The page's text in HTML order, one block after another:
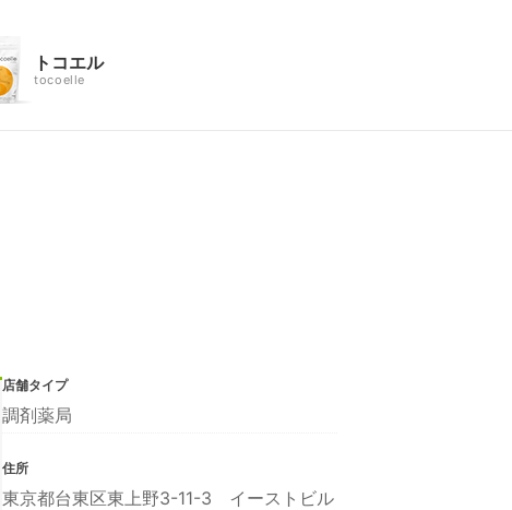
トコエル
tocoelle
店舗タイプ
調剤薬局
住所
東京都台東区東上野3-11-3 イーストビル